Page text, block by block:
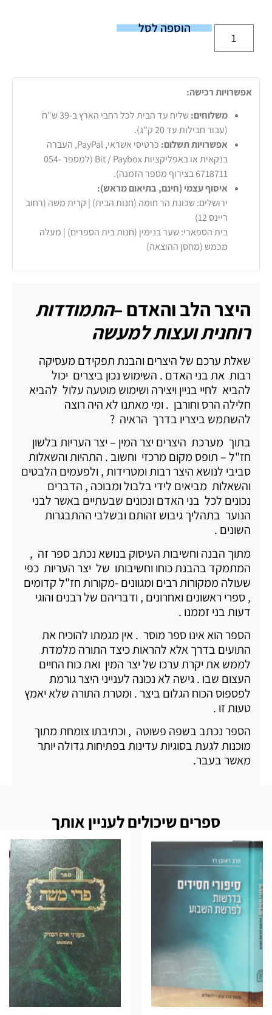
הוספה לסל
אפשרויות רכישה:
משלוחים:
שליח עד הבית לכל רחבי הארץ ב-39 ש"ח
(עבור חבילות עד 20 ק"ג).
אפשרויות תשלום:
כרטיסי אשראי, PayPal, העברה
בנקאית או באפליקציות Bit / Paybox (למספר 054-
6718711 בצירוף מספר הזמנה).
איסוף עצמי (חינם, בתיאום מראש):
ירושלים: שכונת הר חומה (חנות הבית) | קרית משה (רחוב
ריינס 12)
בית הספארי: שער בנימין (חנות בית הספרים) | מעלה
מכמש (מחסן ההוצאה)
היצר הלב והאדם –התמודדות
רוחנית ועצות למעשה
שאלת ערכם של היצרים והבנת תפקידם מעסיקה
רבות את בני האדם . השימוש נכון ביצרים יכול
להביא לחיי בניין ויצירה ושימוש מוטעה עלול להביא
חלילה הרס וחורבן . ומי מאתנו לא היה רוצה
להשתמש ביצריו בדרך הראיה ?
בתוך מערכת היצרים יצר המין – יצר העריות בלשון
חז"ל – תופס מקום מרכזי וחשוב . התהיות והשאלות
סביבי לנושא היצר רבות ומטרידות , ולפעמים הלבטים
והשאלות מביאים לידי בלבול ומבוכה , הדברים
נכונים לכל בני האדם ונכונים שבעתיים באשר לבני
הנוער בתהליך גיבוש זהותם ובשלבי ההתבגרות
השונים .
מתוך הבנה וחשיבות העיסוק בנושא נכתב ספר זה ,
המתמקד בהבנת כוחו וחשיבותו של יצר העריות כפי
שעולה ממקורות רבים ומגוונים -מקורות חז"ל קדומים
, ספרי ראשונים ואחרונים , ודבריהם של רבנים והוגי
דעות בני זממנו .
הספר הוא אינו ספר מוסר . אין מגמתו להוכיח את
התועים בדרך אלא להראות כיצד התורה מלמדת
לממש את יקרת ערכו של יצר המין ואת כוח החיים
העצום שבו . גישה לא נכונה לענייני היצר גורמת
לפספוס הכוח הגלום ביצר . ומטרת התורה שלא יאמץ
טעות זו .
הספר נכתב בשפה פשוטה , וכתיבתו צומחת מתוך
מוכנות לגעת בסוגיות עדינות בפתיחות גדולה יותר
מאשר בעבר.
ספרים שיכולים לעניין אותך